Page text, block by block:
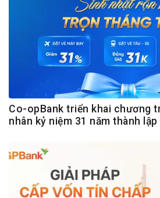
Co-opBank triển khai chương
nhân kỷ niệm 31 năm thành lập